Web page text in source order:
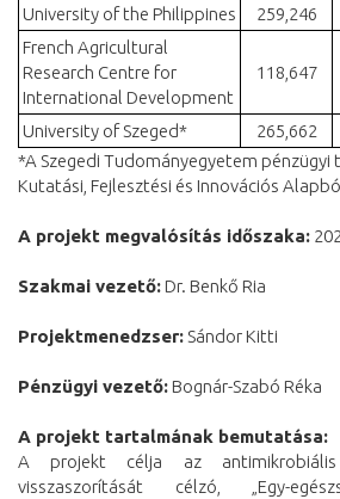
University of the Philippines 259,246
French Agricultural
Research Centre for
International Development
118,647
University of Szeged* 265,662
*A Szegedi Tudományegyetem
Kutatási, Fejlesztési és Innovációs
A projekt megvalósítás időszaka:
Szakmai vezető: Dr. Benkő Ria
Projektmenedzser: Sándor Kitti
Pénzügyi vezető: Bognár-Szabó Réka
A projekt tartalmának bemutatása:
A projekt célja az antimikrobiális
visszaszorítását célzó, „Egy-